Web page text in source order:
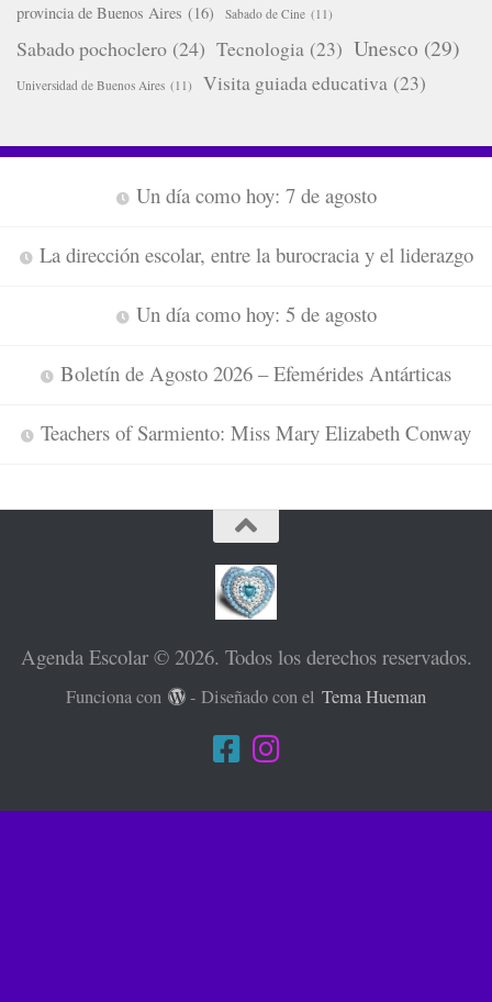
provincia de Buenos Aires (16) Sabado de Cine (11)
Sabado pochoclero (24) Tecnologia (23) Unesco (29)
Universidad de Buenos Aires (11) Visita guiada educativa (23)
Un día como hoy: 7 de agosto
La dirección escolar, entre la burocracia y el liderazgo
Un día como hoy: 5 de agosto
Boletín de Agosto 2026 – Efemérides Antárticas
Teachers of Sarmiento: Miss Mary Elizabeth Conway
Agenda Escolar © 2026. Todos los derechos reservados.
Funciona con - Diseñado con elTema Hueman